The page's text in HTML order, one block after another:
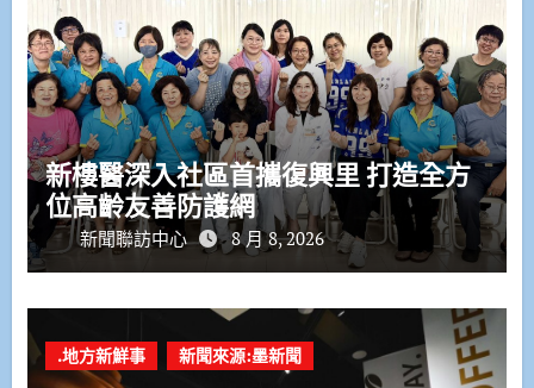
新樓醫深入社區首攜復興里 打造全方
位高齡友善防護網
新聞聯訪中心 8 月 8, 2026
.地方新鮮事 新聞來源:墨新聞